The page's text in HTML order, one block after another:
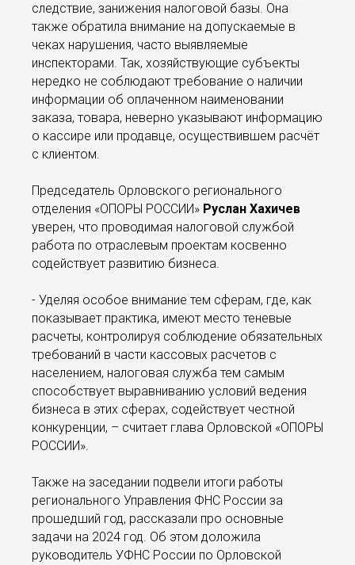
следствие, занижения налоговой базы. Она
также обратила внимание на допускаемые в
чеках нарушения, часто выявляемые
инспекторами. Так, хозяйствующие субъекты
нередко не соблюдают требование о наличии
информации об оплаченном наименовании
заказа, товара, неверно указывают информацию
о кассире или продавце, осуществившем расчёт
с клиентом.
Председатель Орловского регионального
отделения «ОПОРЫ РОССИИ» Руслан Хахичев
уверен, что проводимая налоговой службой
работа по отраслевым проектам косвенно
содействует развитию бизнеса.
- Уделяя особое внимание тем сферам, где, как
показывает практика, имеют место теневые
расчеты, контролируя соблюдение обязательных
требований в части кассовых расчетов с
населением, налоговая служба тем самым
способствует выравниванию условий ведения
бизнеса в этих сферах, содействует честной
конкуренции, – считает глава Орловской «ОПОРЫ
РОССИИ».
Также на заседании подвели итоги работы
регионального Управления ФНС России за
прошедший год, рассказали про основные
задачи на 2024 год. Об этом доложила
руководитель УФНС России по Орловской